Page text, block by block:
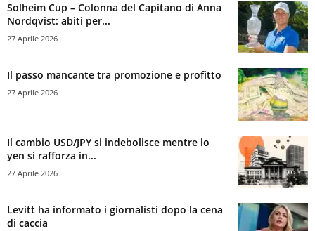
Solheim Cup – Colonna del Capitano di Anna
Nordqvist: abiti per...
27 Aprile 2026
Il passo mancante tra promozione e profitto
27 Aprile 2026
Il cambio USD/JPY si indebolisce mentre lo
yen si rafforza in...
27 Aprile 2026
Levitt ha informato i giornalisti dopo la cena
di caccia